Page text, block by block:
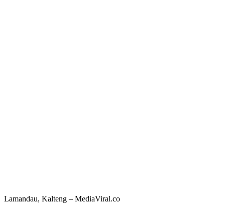
Lamandau, Kalteng – MediaViral.co